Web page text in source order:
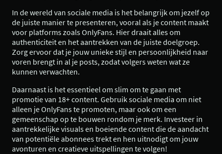
In de wereld van sociale media is het belangrijk om jezelf op
de juiste manier te presenteren, vooral als je content maakt
voor platforms zoals OnlyFans. Hier draait alles om
authenticiteit en het aantrekken van de juiste doelgroep.
Zorg ervoor dat je jouw unieke stijl en persoonlijkheid naar
voren brengt in al je posts, zodat volgers weten wat ze
kunnen verwachten.
Daarnaast is het essentieel om slim om te gaan met
promotie van 18+ content. Gebruik sociale media om niet
alleen je OnlyFans te promoten, maar ook om een
gemeenschap op te bouwen rondom je merk. Investeer in
aantrekkelijke visuals en boeiende content die de aandacht
van potentiële abonnees trekt en hen uitnodigt om jouw
avonturen en creatieve uitspellingen te volgen!